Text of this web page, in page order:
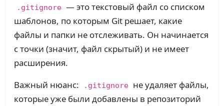
.gitignore — это текстовый файл со списком
шаблонов, по которым Git решает, какие
файлы и папки не отслеживать. Он начинается
с точки (значит, файл скрытый) и не имеет
расширения.
Важный нюанс:
.gitignore
не удаляет файлы,
которые уже были добавлены в репозиторий